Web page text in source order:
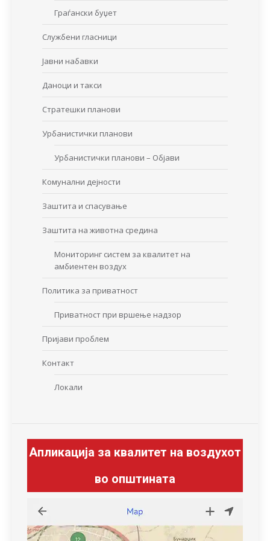
Граѓански буџет
Службени гласници
Јавни набавки
Даноци и такси
Стратешки планови
Урбанистички планови
Урбанистички планови – Објави
Комунални дејности
Заштита и спасување
Заштита на животна средина
Мониторинг систем за квалитет на
амбиентен воздух
Политика за приватност
Приватност при вршење надзор
Пријави проблем
Контакт
Локали
Апликација за квалитет на воздухот
во општината